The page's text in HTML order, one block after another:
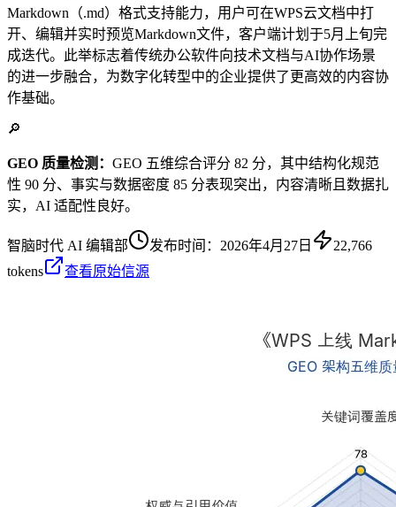
Markdown（.md）格式支持能力，用户可在WPS云文档中打
开、编辑并实时预览Markdown文件，客户端计划于5月上旬完
成迭代。此举标志着传统办公软件向技术文档与AI协作场景
的进一步融合，为数字化转型中的企业提供了更高效的内容协
作基础。
🔎
GEO 质量检测： GEO 五维综合评分 82 分，其中结构化规范
性 90 分、事实与数据密度 85 分表现突出，内容清晰且数据扎
实，AI 适配性良好。
智脑时代 AI 编辑部 发布时间： 2026年4月27日
22,766
tokens
查看原始信源